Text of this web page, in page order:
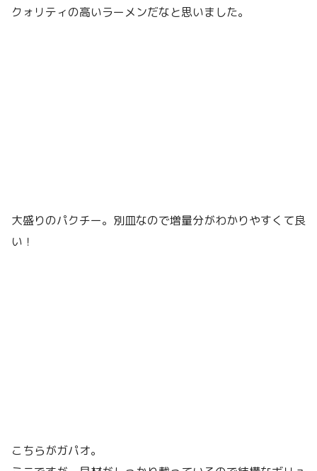
クォリティの高いラーメンだなと思いました。
大盛りのパクチー。別皿なので増量分がわかりやすくて良
い！
こちらがガパオ。